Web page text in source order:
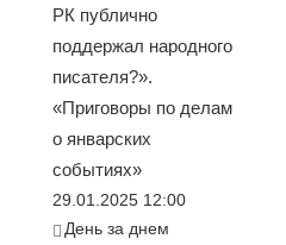
РК публично
поддержал народного
писателя?».
«Приговоры по делам
о январских
событиях»
29.01.2025 12:00
День за днем